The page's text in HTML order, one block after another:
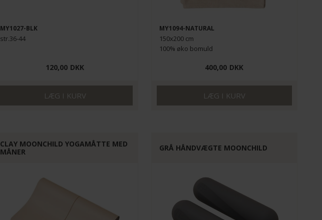
MY1027-BLK
str.36-44
120,00 DKK
MY1094-NATURAL
150x200 cm
100% øko bomuld
400,00 DKK
CLAY MOONCHILD YOGAMÅTTE MED
MÅNER
GRÅ HÅNDVÆGTE MOONCHILD